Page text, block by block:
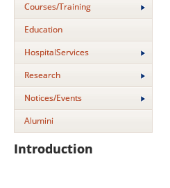
Courses/Training
Education
HospitalServices
Research
Notices/Events
Alumini
Introduction